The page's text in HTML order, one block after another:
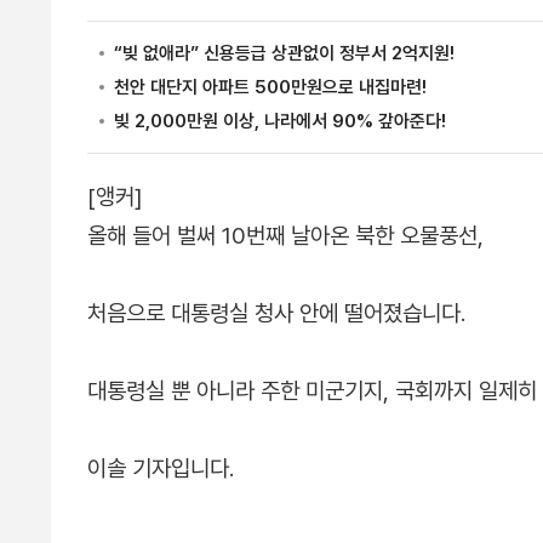
[앵커]
올해 들어 벌써 10번째 날아온 북한 오물풍선,
처음으로 대통령실 청사 안에 떨어졌습니다.
대통령실 뿐 아니라 주한 미군기지, 국회까지 일제히
이솔 기자입니다.